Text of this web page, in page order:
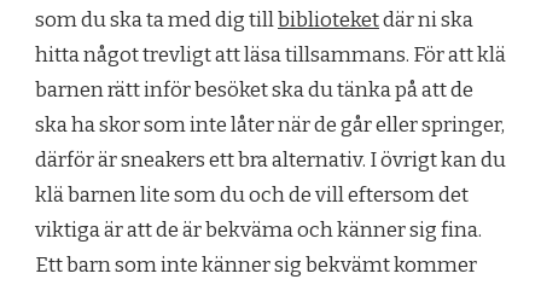
som du ska ta med dig tillbiblioteketdär ni ska
hitta något trevligt att läsa tillsammans. För att klä
barnen rätt inför besöket ska du tänka på att de
ska ha skor som inte låter när de går eller springer,
därför är sneakers ett bra alternativ. I övrigt kan du
klä barnen lite som du och de vill eftersom det
viktiga är att de är bekväma och känner sig fina.
Ett barn som inte känner sig bekvämt kommer